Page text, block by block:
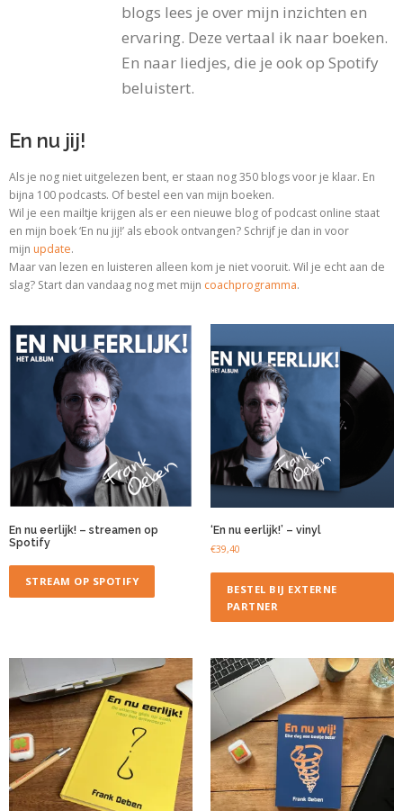
blogs lees je over mijn inzichten en
ervaring. Deze vertaal ik naar boeken.
En naar liedjes, die je ook op Spotify
beluistert.
En nu jij!
Als je nog niet uitgelezen bent, er staan nog 350 blogs voor je klaar. En
bijna 100 podcasts. Of bestel een van mijn boeken.
Wil je een mailtje krijgen als er een nieuwe blog of podcast online staat
en mijn boek ‘En nu jij!’ als ebook ontvangen? Schrijf je dan in voor
mijn update.
Maar van lezen en luisteren alleen kom je niet vooruit. Wil je echt aan de
slag? Start dan vandaag nog met mijn coachprogramma.
En nu eerlijk! – streamen op
Spotify
STREAM OP SPOTIFY
‘En nu eerlijk!’ – vinyl
€39,40
BESTEL BIJ EXTERNE
PARTNER